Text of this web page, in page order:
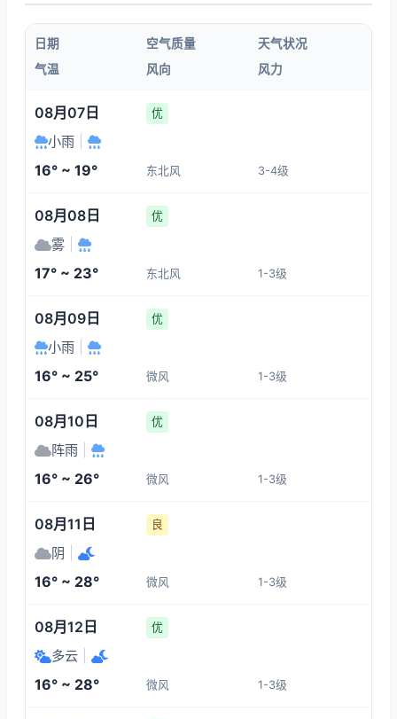
12:00
23°
1-3
13:00 15:00
22:00
18°
1-3
16:00 18:00
20°
1-3 1-3
02:00
17°
03:00
1-3
日期 空气质量
天气状况
气温
风向 风力
08月07日 优
小雨
16° ~ 19° 东北风 3-4级
08月08日 优
雾
17° ~ 23° 东北风 1-3级
08月09日 优
小雨
16° ~ 25° 微风 1-3级
08月10日 优
阵雨
16° ~ 26° 微风 1-3级
08月11日 良
阴
16° ~ 28° 微风 1-3级
08月12日 优
多云
16° ~ 28° 微风 1-3级